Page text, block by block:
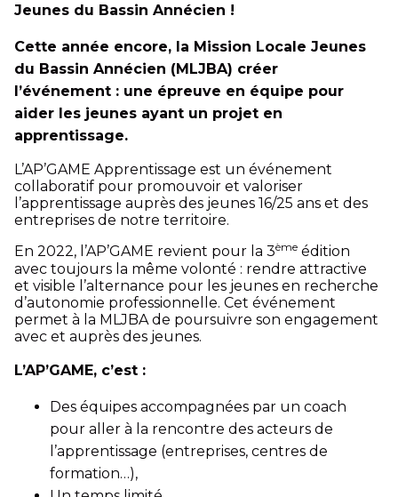
Jeunes du Bassin Annécien !
Cette année encore, la Mission Locale Jeunes
du Bassin Annécien (MLJBA) créer
l’événement : une épreuve en équipe pour
aider les jeunes ayant un projet en
apprentissage.
L’AP’GAME Apprentissage est un événement
collaboratif pour promouvoir et valoriser
l’apprentissage auprès des jeunes 16/25 ans et des
entreprises de notre territoire.
En 2022, l’AP’GAME revient pour la 3ème édition
avec toujours la même volonté : rendre attractive
et visible l’alternance pour les jeunes en recherche
d’autonomie professionnelle. Cet événement
permet à la MLJBA de poursuivre son engagement
avec et auprès des jeunes.
L’AP’GAME, c’est :
Des équipes accompagnées par un coach
pour aller à la rencontre des acteurs de
l’apprentissage (entreprises, centres de
formation…),